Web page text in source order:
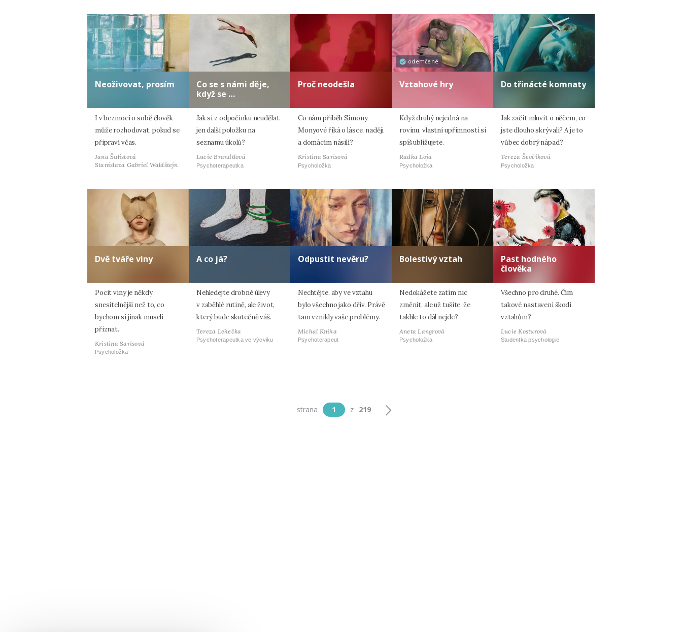
Neoživovat, prosím
I v bezmoci o sobě člověk
může rozhodovat, pokud se
připraví včas.
Jana Šulistová
Stanislava Gabriel Waldštejn
Co se s námi děje,
když se …
Jak si z odpočinku neudělat
jen další položku na
seznamu úkolů?
Lucie Brandtlová
Psychoterapeutka
Proč neodešla
Co nám příběh Simony
Monyové říká o lásce, naději
a domácím násilí?
Kristina Sarisová
Psycholožka
odemčené
Vztahové hry
Když druhý nejedná na
rovinu, vlastní upřímností si
spíš ubližujete.
Radka Loja
Psycholožka
Do třinácté komnaty
Jak začít mluvit o něčem, co
jste dlouho skrývali? A je to
vůbec dobrý nápad?
Tereza Ševčíková
Psycholožka
Dvě tváře viny
Pocit viny je někdy
snesitelnější než to, co
bychom si jinak museli
přiznat.
Kristina Sarisová
Psycholožka
A co já?
Nehledejte drobné úlevy
v zaběhlé rutině, ale život,
který bude skutečně váš.
Tereza Lehečka
Psychoterapeutka ve výcviku
Odpustit nevěru?
Nechtějte, aby ve vztahu
bylo všechno jako dřív. Právě
tam vznikly vaše problémy.
Michal Kniha
Psychoterapeut
Bolestivý vztah
Nedokážete zatím nic
změnit, ale už tušíte, že
takhle to dál nejde?
Aneta Langrová
Psycholožka
Past hodného
člověka
Všechno pro druhé. Čím
takové nastavení škodí
vztahům?
Lucie Kosturová
Studentka psychologie
strana 1 z 219